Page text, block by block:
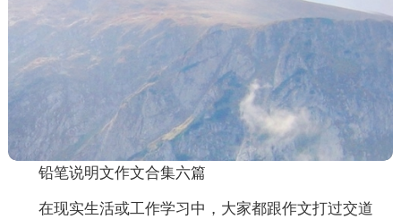
铅笔说明文作文合集六篇
在现实生活或工作学习中，大家都跟作文打过交道